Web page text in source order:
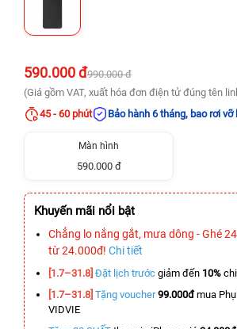
590.000 đ990.000 đ
(Giá gồm VAT, xuất hóa đơn điện tử đúng tên
45 - 60 phút
Bảo hành 6 tháng, bao rơi vỡ
Màn hình
590.000 đ
Khuyến mãi nổi bật
Chẳng lo nắng gắt, mưa dông - Ghé
từ 24.000đ! Chi tiết
[1.7–31.8] Đặt lịch trước giảm đến 10%
[1.7–31.8] Tặng voucher 99.000đmua Phụ
VIDVIE